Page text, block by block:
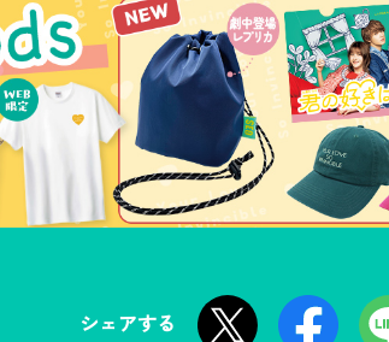
シェアする